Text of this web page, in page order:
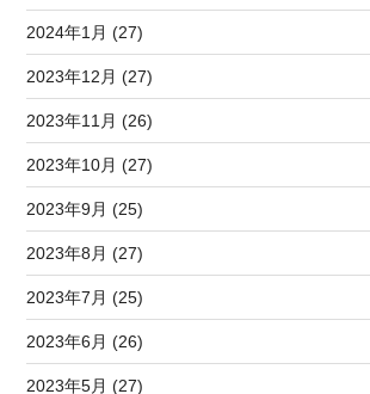
2024年1月 (27)
2023年12月 (27)
2023年11月 (26)
2023年10月 (27)
2023年9月 (25)
2023年8月 (27)
2023年7月 (25)
2023年6月 (26)
2023年5月 (27)